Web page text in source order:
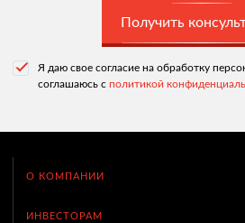
Получить
Я даю свое согласие на обработку
соглашаюсь с политикой
О КОМПАНИИ
ИНВЕСТОРАМ